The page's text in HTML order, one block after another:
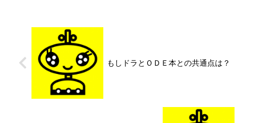
もしドラとＯＤＥ本との共通点は？